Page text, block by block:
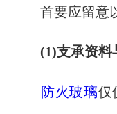
首要应留意以
(1)支承资料
防火玻璃仅